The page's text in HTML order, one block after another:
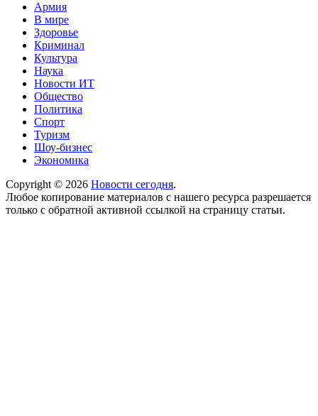
Армия
В мире
Здоровье
Криминал
Культура
Наука
Новости ИТ
Общество
Политика
Спорт
Туризм
Шоу-бизнес
Экономика
Copyright © 2026 Новости сегодня.
Любое копирование материалов с нашего ресурса разрешается
только с обратной активной ссылкой на страницу статьи.